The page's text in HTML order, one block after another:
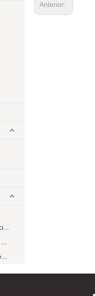
Prevención de la epidemia domiciliaria
Prevención de la epidemia de la oficina
Prevención de Seguridad y Epidemia
Anterior: